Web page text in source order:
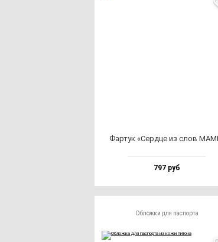
Фар­тук «Сер­дце из слов
797 руб
Обложки для паспорта